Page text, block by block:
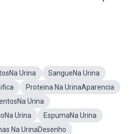
Urina
SangueNa Urina
Proteina Na UrinaAparencia
Urina
Urina
EspumaNa Urina
Na UrinaDesenho